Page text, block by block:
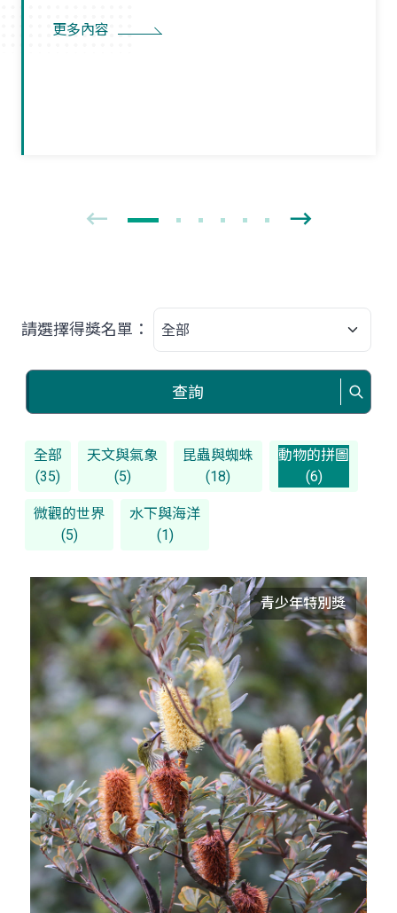
使尋找食物也是在一定範圍內，隨時防患
更多內容
請選擇得獎名單：
查詢
全部
(35)
天文與氣象
(5)
昆蟲與蜘蛛
(18)
動物的拼圖
(6)
微觀的世界
(5)
水下與海洋
(1)
青少年特別獎